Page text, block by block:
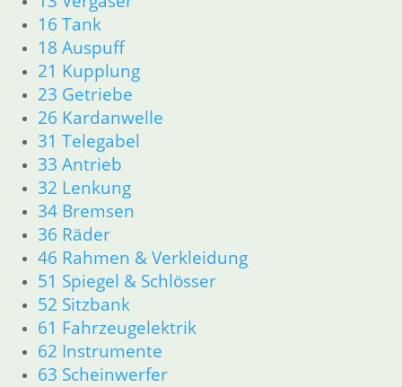
16 Tank
18 Auspuff
21 Kupplung
23 Getriebe
26 Kardanwelle
31 Telegabel
33 Antrieb
32 Lenkung
34 Bremsen
36 Räder
46 Rahmen & Verkleidung
51 Spiegel & Schlösser
52 Sitzbank
61 Fahrzeugelektrik
62 Instrumente
63 Scheinwerfer
61 Fahrzeugelektrik
62 Instrumente
63 Scheinwerfer
R50/5 – R75/5
11 Motor
Dichtungen
Kolben/Kolbenringe
Zylinderkopf
12 Motorelektrik
13 Vergaser
16 Tank
18 Auspuff
21 Kupplung
23 Getriebe
26 Kardanwelle
31 Telegabel
32 Lenkung
33 Antrieb